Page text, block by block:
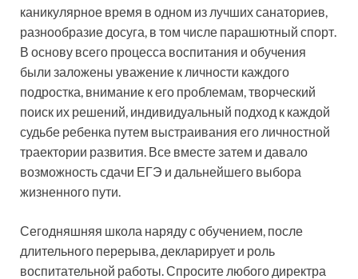
каникулярное время в одном из лучших санаториев,
разнообразие досуга, в том числе парашютный спорт.
В основу всего процесса воспитания и обучения
были заложены уважение к личности каждого
подростка, внимание к его проблемам, творческий
поиск их решений, индивидуальный подход к каждой
судьбе ребенка путем выстраивания его личностной
траектории развития. Все вместе затем и давало
возможность сдачи ЕГЭ и дальнейшего выбора
жизненного пути.
Сегодняшняя школа наряду с обучением, после
длительного перерыва, декларирует и роль
воспитательной работы. Спросите любого директра